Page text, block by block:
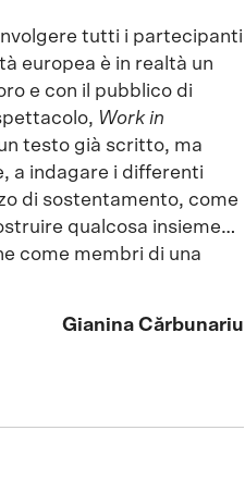
tutti i partecipanti
europea è in realtà un
e con il pubblico di
Work in
testo già scritto, ma
a indagare i differenti
di sostentamento, come
qualcosa insieme…
come membri di una
Gianina Cărbunariu